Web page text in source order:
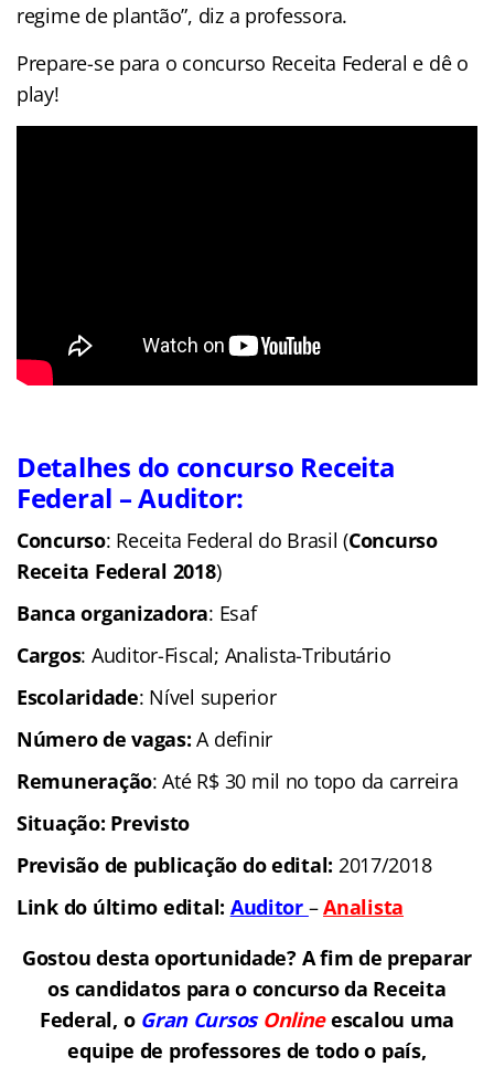
regime de plantão”, diz a professora.
Prepare-se para o concurso Receita Federal e dê o
play!
Detalhes do concurso Receita
Federal – Auditor:
Concurso: Receita Federal do Brasil (Concurso
Receita Federal 2018)
Banca organizadora: Esaf
Cargos: Auditor-Fiscal; Analista-Tributário
Escolaridade: Nível superior
Número de vagas: A definir
Remuneração: Até R$ 30 mil no topo da carreira
Situação: Previsto
Previsão de publicação do edital: 2017/2018
Link do último edital: Auditor –Analista
Gostou desta oportunidade? A fim de preparar
os candidatos para o concurso da Receita
Federal, o Gran Cursos Onlineescalou uma
equipe de professores de todo o país,